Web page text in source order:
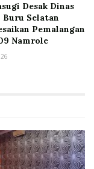
Desak Dinas
Buru Selatan
Pemalangan
Namrole